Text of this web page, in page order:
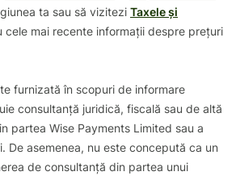
ta sau să vizitezi Taxele și
cele mai recente informații despre prețuri
furnizată în scopuri de informare
consultanță juridică, fiscală sau de altă
partea Wise Payments Limited sau a
De asemenea, nu este concepută ca un
de consultanță din partea unui